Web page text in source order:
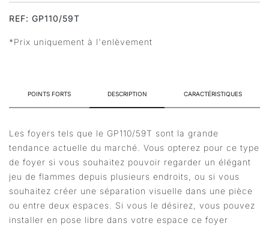
REF: GP110/59T
*Prix uniquement à l'enlèvement
POINTS FORTS DESCRIPTION CARACTÉRISTIQUES
Les foyers tels que le GP110/59T sont la grande
tendance actuelle du marché. Vous opterez pour ce type
de foyer si vous souhaitez pouvoir regarder un élégant
jeu de flammes depuis plusieurs endroits, ou si vous
souhaitez créer une séparation visuelle dans une pièce
ou entre deux espaces. Si vous le désirez, vous pouvez
installer en pose libre dans votre espace ce foyer